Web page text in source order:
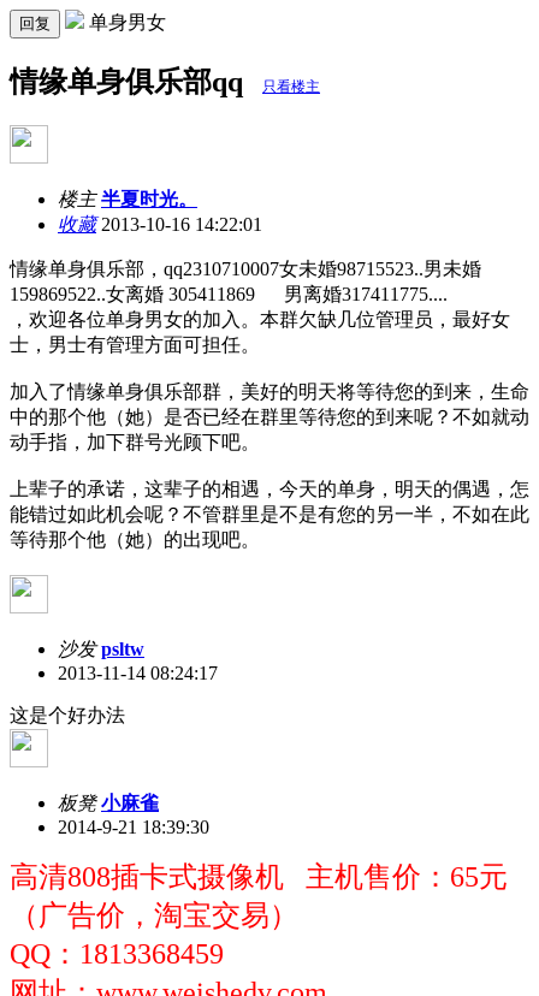
回复 单身男女
情缘单身俱乐部qq 只看楼主
楼主 半夏时光。
收藏2013-10-16 14:22:01
情缘单身俱乐部，qq2310710007女未婚98715523..男未婚
159869522..女离婚 305411869 男离婚317411775....
，欢迎各位单身男女的加入。本群欠缺几位管理员，最好女
士，男士有管理方面可担任。
加入了情缘单身俱乐部群，美好的明天将等待您的到来，生命
中的那个他（她）是否已经在群里等待您的到来呢？不如就动
动手指，加下群号光顾下吧。
上辈子的承诺，这辈子的相遇，今天的单身，明天的偶遇，怎
能错过如此机会呢？不管群里是不是有您的另一半，不如在此
等待那个他（她）的出现吧。
沙发 psltw
2013-11-14 08:24:17
这是个好办法
板凳 小麻雀
2014-9-21 18:39:30
高清808插卡式摄像机 主机售价：65元
（广告价，淘宝交易）
QQ：1813368459